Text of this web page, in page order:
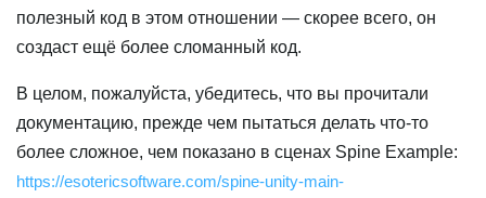
полезный код в этом отношении — скорее всего, он
создаст ещё более сломанный код.
В целом, пожалуйста, убедитесь, что вы прочитали
документацию, прежде чем пытаться делать что-то
более сложное, чем показано в сценах Spine Example:
https://esotericsoftware.com/spine-unity-main-